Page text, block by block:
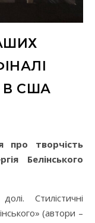
В США
Белінського
Стилістичні
(автори –